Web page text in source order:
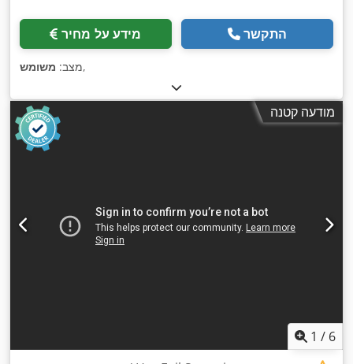
מידע על מחיר התקשר
מצב: משומש ,
מודעה קטנה
1 / 6